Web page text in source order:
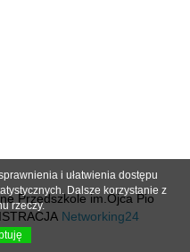
Przedszkole im.Ojca Pio
Networking24
i ułatwienia dostępu
Dalsze korzystanie z
rzeczy.